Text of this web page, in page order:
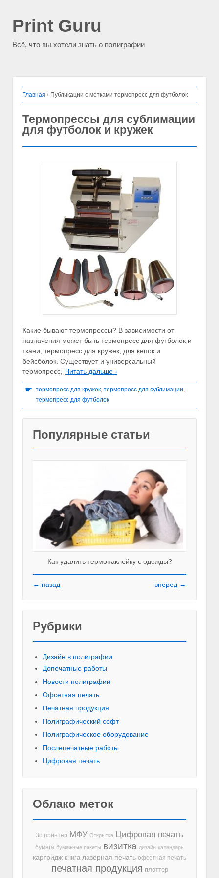
Print Guru
Всё, что вы хотели знать о полиграфии
Главная › Публикации с метками термопресс для футболок
Термопрессы для сублимации
для футболок и кружек
Какие бывают термопрессы? В зависимости от
назначения может быть термопресс для футболок и
ткани, термопресс для кружек, для кепок и
бейсболок. Существует и универсальный
термопресс,
Читать дальше ›
☛ термопресс для кружек, термопресс для сублимации,
термопресс для футболок
Популярные статьи
Как удалить термонаклейку с одежды?
← назад вперед →
Рубрики
Дизайн в полиграфии
Допечатные работы
Новости полиграфии
Офсетная печать
Печатная продукция
Полиграфический софт
Полиграфическое оборудование
Послепечатные работы
Цифровая печать
Облако меток
3d принтер МФУ Открытка Цифровая печать
бумага бумажные пакеты визитка дизайн календарь
картридж книга лазерная печать офсетная печать
печатная продукция плоттер